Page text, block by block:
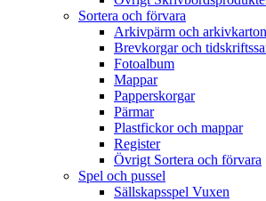
Sortera och förvara
Arkivpärm och
Brevkorgar och
Fotoalbum
Mappar
Papperskorgar
Pärmar
Plastfickor och mappar
Register
Övrigt Sortera och förvara
Spel och pussel
Sällskapsspel Vuxen